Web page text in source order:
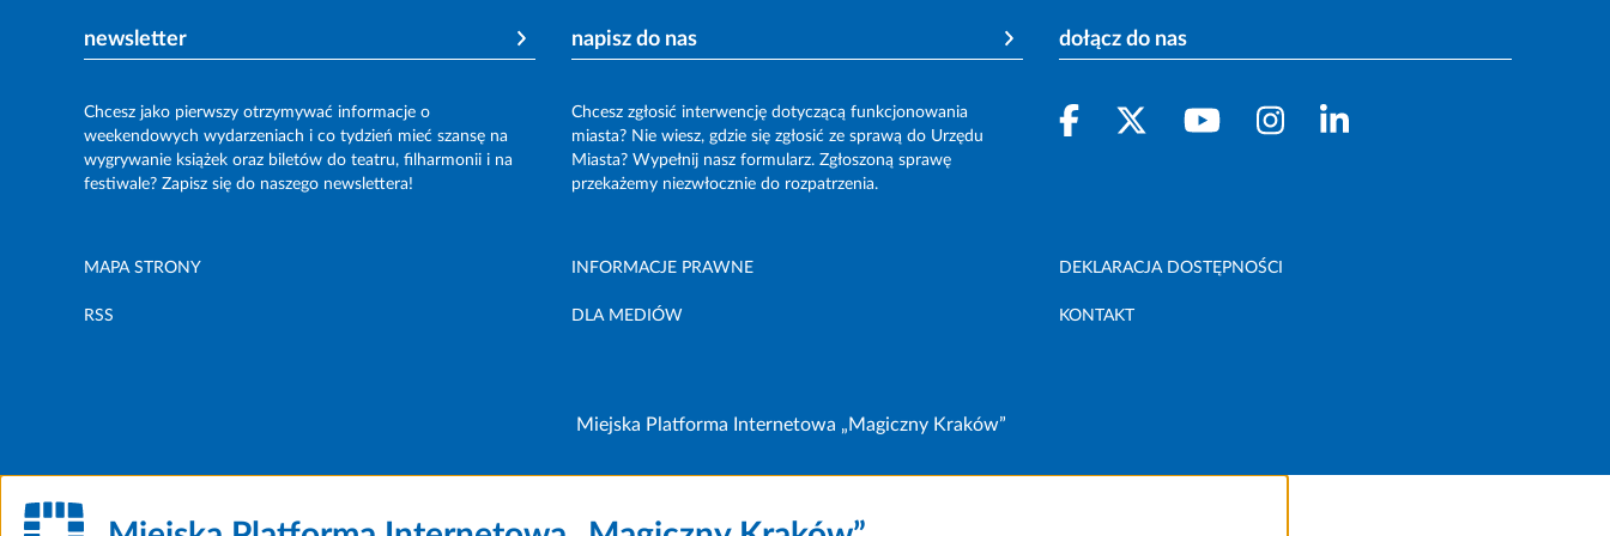
newsletter
Chcesz jako pierwszy otrzymywać informacje o
weekendowych wydarzeniach i co tydzień mieć szansę na
wygrywanie książek oraz biletów do teatru, filharmonii i na
festiwale? Zapisz się do naszego newslettera!
napisz do nas
Chcesz zgłosić interwencję dotyczącą funkcjonowania
miasta? Nie wiesz, gdzie się zgłosić ze sprawą do Urzędu
Miasta? Wypełnij nasz formularz. Zgłoszoną sprawę
przekażemy niezwłocznie do rozpatrzenia.
dołącz do nas
MAPA STRONY INFORMACJE PRAWNE DEKLARACJA DOSTĘPNOŚCI
RSS DLA MEDIÓW KONTAKT
Miejska Platforma Internetowa „Magiczny Kraków”